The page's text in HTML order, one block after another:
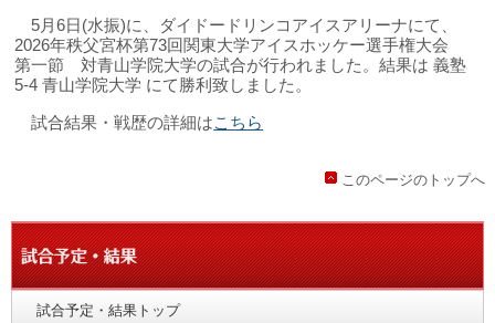
5月6日(水振)に、ダイドードリンコアイスアリーナにて、
2026年秩父宮杯第73回関東大学アイスホッケー選手権大会
第一節 対青山学院大学の試合が行われました。結果は 義塾
5-4 青山学院大学 にて勝利致しました。
試合結果・戦歴の詳細はこちら
このページのトップへ
試合予定・結果トップ